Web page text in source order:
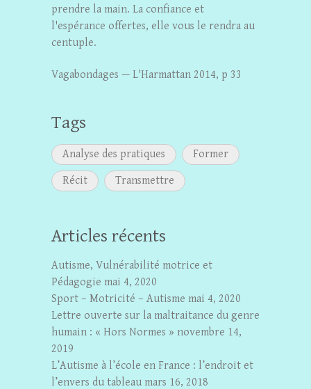
prendre la main. La confiance et
l'espérance offertes, elle vous le rendra au
centuple.
Vagabondages — L'Harmattan 2014, p 33
Tags
Analyse des pratiques
Former
Récit
Transmettre
Articles récents
Autisme, Vulnérabilité motrice et
Pédagogie mai 4, 2020
Sport – Motricité – Autisme mai 4, 2020
Lettre ouverte sur la maltraitance du genre
humain : « Hors Normes » novembre 14,
2019
L’Autisme à l’école en France : l’endroit et
l’envers du tableau mars 16, 2018